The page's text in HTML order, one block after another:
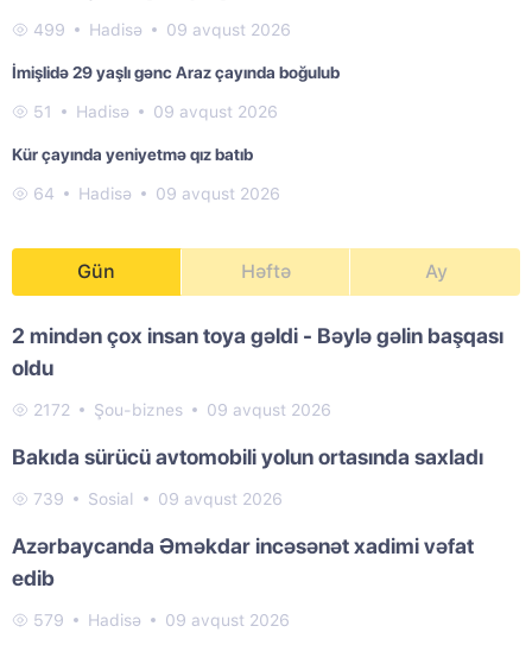
499 Hadisə 09 avqust 2026
İmişlidə 29 yaşlı gənc Araz çayında boğulub
51 Hadisə 09 avqust 2026
Kür çayında yeniyetmə qız batıb
64 Hadisə 09 avqust 2026
Gün Həftə Ay
2 mindən çox insan toya gəldi - Bəylə gəlin başqası
oldu
2172 Şou-biznes 09 avqust 2026
Bakıda sürücü avtomobili yolun ortasında saxladı
739 Sosial 09 avqust 2026
Azərbaycanda Əməkdar incəsənət xadimi vəfat
edib
579 Hadisə 09 avqust 2026